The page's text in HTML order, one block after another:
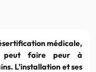
médicale,
peut faire peur à
L’installation et ses